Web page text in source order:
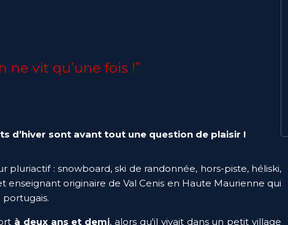
ne vit qu’une fois !”
d’hiver sont avant tout une question de plaisir !
pluriactif : snowboard, ski de randonnée, hors-piste, héliski,
enseignant originaire de Val Cenis en Haute Maurienne qui
portugais.
à deux ans et demi, alors qu'il vivait dans un petit village